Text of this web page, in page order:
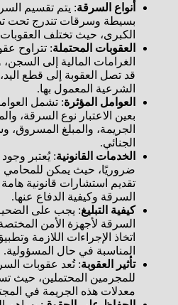
أنواع السرقة: يتم تقسيم
بسيطة وسرقات تندرج تحت
الكبرى، حيث تختلف
العقوبات المحتملة: تتراوح
الغرامات المالية إلى
قد تصل العقوبة إلى قطع
الشرعية المعمول بها.
العوامل المؤثرة: تشمل
بعين الاعتبار نوع السرقة،
الجريمة، والمبلغ المسروق،
الجنائي.
الخدمات القانونية: يُعتبر
ضروريًا، حيث يمكن للمحامي
تقديم استشارات قانونية
السرقة وكيفية الدفاع عنها.
كيفية التبليغ: يجب على الضحية
السرقة لأجهزة الأمن
اتخاذ الإجراءات اللازمة
المناسبة في حال المسؤولية.
تأثير العقوبة: تُعد عقوبات
للمجرمين المحتملين،
معدلات هذه الجريمة في